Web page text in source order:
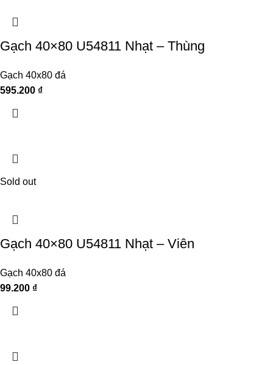
Gạch 40×80 U54811 Nhạt – Thùng
Gạch 40x80 đá
595.200 ₫
Sold out
Gạch 40×80 U54811 Nhạt – Viên
Gạch 40x80 đá
99.200 ₫